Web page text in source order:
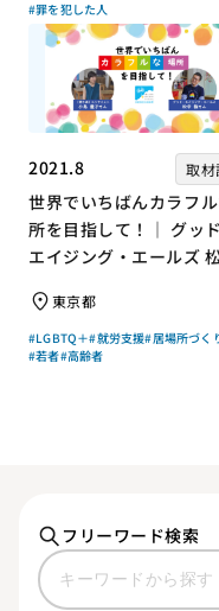
#罪を犯した人
2021.8 取
世界でいちばんカラフ
所を目指して！｜ グッ
エイジング・エールズ
慶子さん【聞き手】
東京都
#LGBTQ＋#就労支援#居場所づく
#若者#高齢者
フリーワード検索